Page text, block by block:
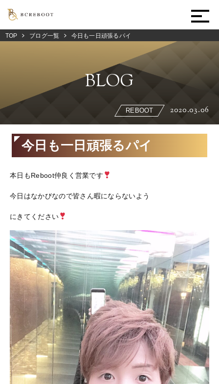
TOP ブログ一覧 今日も一日頑張るパイ
BLOG
REBOOT 2020.03.06
今日も一日頑張るパイ
本日もReboot仲良く営業です
今日はなかびなので皆さん暇にならないよう
にきてください